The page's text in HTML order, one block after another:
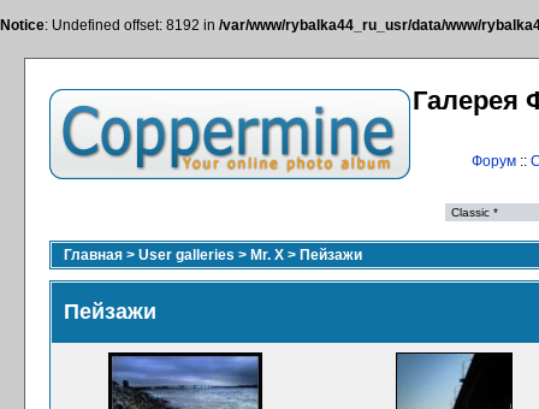
Notice: Undefined offset: 8192 in /var/www/rybalka44_ru_usr/data/www/
Галерея
Форум::
Главная > User galleries > Mr. X > Пейзажи
Пейзажи